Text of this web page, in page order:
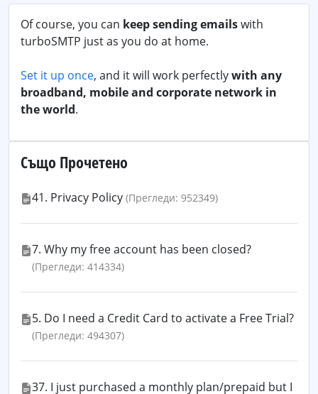
Of course, you can keep sending emailswith
turboSMTP just as you do at home.
Set it up once, and it will work perfectlywith any
broadband, mobile and corporate network in
the world.
Също Прочетено
41. Privacy Policy (Прегледи: 952349)
7. Why my free account has been closed?
(Прегледи: 414334)
5. Do I need a Credit Card to activate a Free Trial?
(Прегледи: 494307)
37. I just purchased a monthly plan/prepaid but I